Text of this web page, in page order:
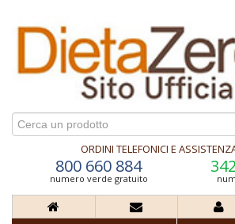
ORDINI TELEFONICI E
800 660 884
numero verde gratuito